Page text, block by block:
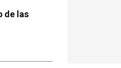
de las